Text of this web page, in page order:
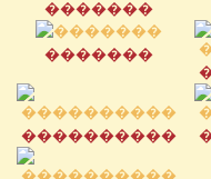
�������
�������
����������